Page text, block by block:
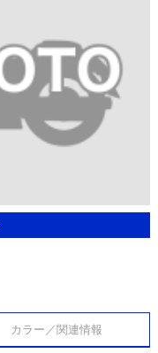
カラー／関連情報